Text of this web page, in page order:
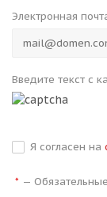
Электронная
Введите текст с
Я согласен на
* —